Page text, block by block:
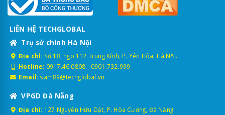
LIÊN HỆ TECHGLOBAL
Trụ sở chính Hà Nội
Địa chỉ: Số 18, ngõ 112 Trung Kính, P. Yên Hòa, Hà Nội.
Hotline: 0917.46.0808- 0901.732.999
Email: sam89@techglobal.vn
VPGD Đà Nẵng
Địa chỉ: 127 Nguyễn Hữu Dật, P. Hòa Cường, Đà Nẵng